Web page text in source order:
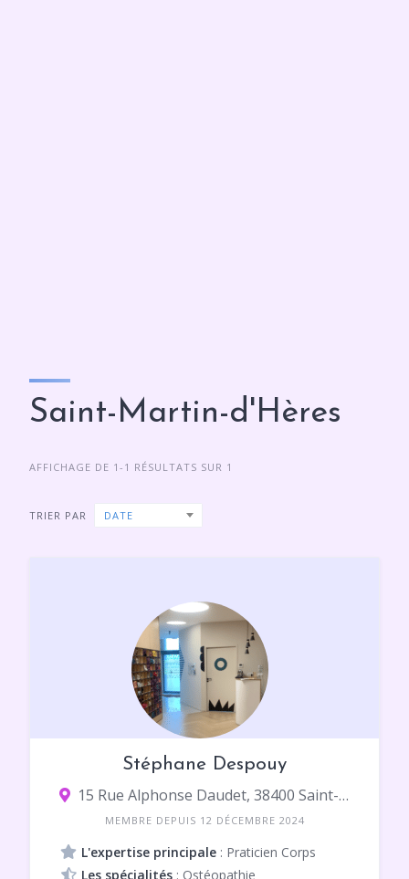
Saint-Martin-d'Hères
AFFICHAGE DE 1-1 RÉSULTATS SUR 1
TRIER PAR DATE
Stéphane Despouy
15 Rue Alphonse Daudet, 38400 Saint-Martin-d'Hères
MEMBRE DEPUIS 12 DÉCEMBRE 2024
L'expertise principale : Praticien Corps
Les spécialités : Ostéopathie